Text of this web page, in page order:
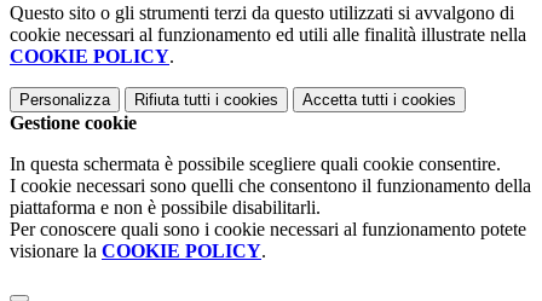
Questo sito o gli strumenti terzi da questo utilizzati si avvalgono di
cookie necessari al funzionamento ed utili alle finalità illustrate nella
COOKIE POLICY.
Personalizza Rifiuta tutti i cookies Accetta tutti i cookies
Gestione cookie
In questa schermata è possibile scegliere quali cookie consentire.
I cookie necessari sono quelli che consentono il funzionamento della
piattaforma e non è possibile disabilitarli.
Per conoscere quali sono i cookie necessari al funzionamento potete
visionare la COOKIE POLICY.